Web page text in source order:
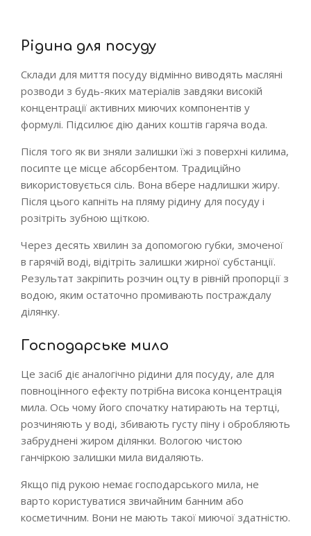
Рідина для посуду
Склади для миття посуду відмінно виводять масляні
розводи з будь-яких матеріалів завдяки високій
концентрації активних миючих компонентів у
формулі. Підсилює дію даних коштів гаряча вода.
Після того як ви зняли залишки їжі з поверхні килима,
посипте це місце абсорбентом. Традиційно
використовується сіль. Вона вбере надлишки жиру.
Після цього капніть на пляму рідину для посуду і
розітріть зубною щіткою.
Через десять хвилин за допомогою губки, змоченої
в гарячій воді, відітріть залишки жирної субстанції.
Результат закріпить розчин оцту в рівній пропорції з
водою, яким остаточно промивають постраждалу
ділянку.
Господарське мило
Це засіб діє аналогічно рідини для посуду, але для
повноцінного ефекту потрібна висока концентрація
мила. Ось чому його спочатку натирають на тертці,
розчиняють у воді, збивають густу піну і обробляють
забруднені жиром ділянки. Вологою чистою
ганчіркою залишки мила видаляють.
Якщо під рукою немає господарського мила, не
варто користуватися звичайним банним або
косметичним. Вони не мають такої миючої здатністю.